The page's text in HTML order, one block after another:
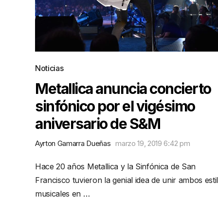
Noticias
Metallica anuncia concierto
sinfónico por el vigésimo
aniversario de S&M
Ayrton Gamarra Dueñas marzo 19, 2019 6:42 pm
Hace 20 años Metallica y la Sinfónica de San
Francisco tuvieron la genial idea de unir ambos
musicales en …